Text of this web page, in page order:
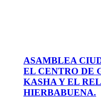
ASAMBLEA
EL CENTRO DE
KASHA Y EL
HIERBABUENA.